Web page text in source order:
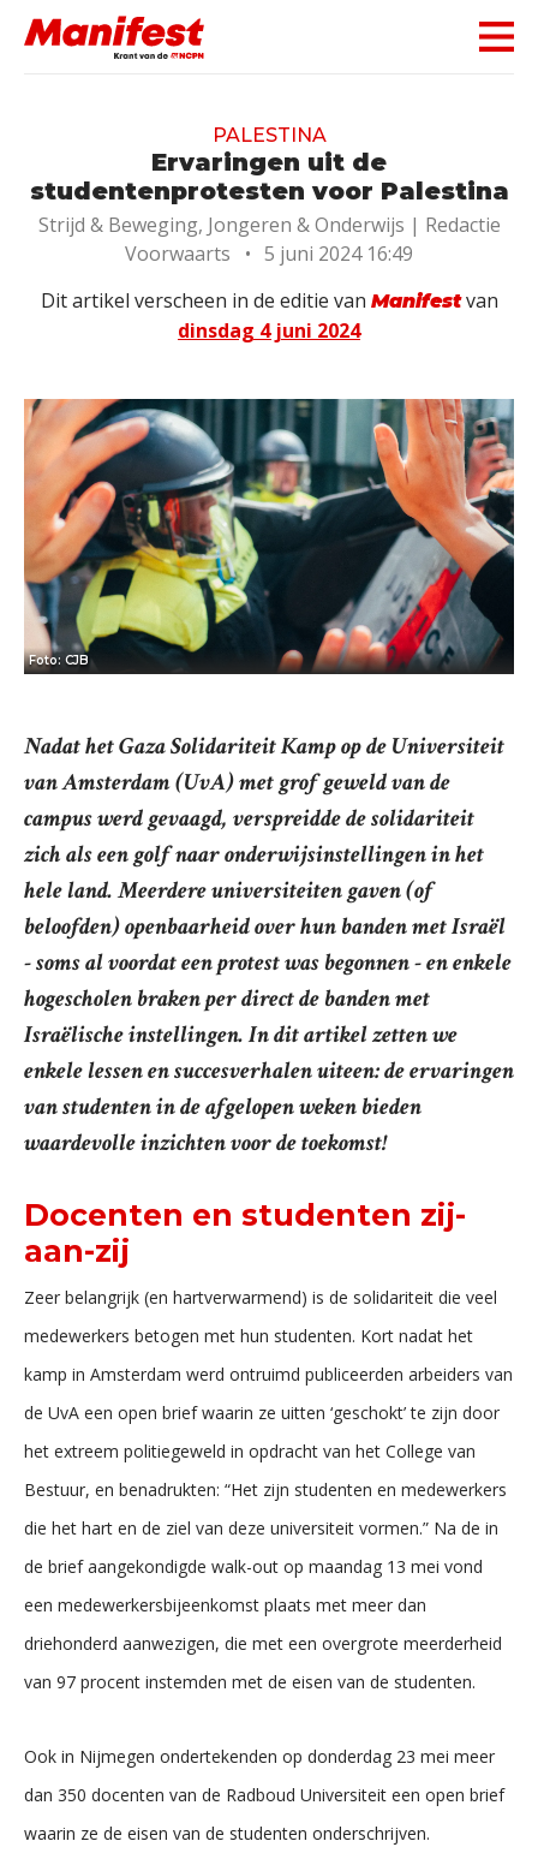
Skip navigation
PALESTINA
Ervaringen uit de
studentenprotesten voor Palestina
Strijd & Beweging, Jongeren & Onderwijs | Redactie
Voorwaarts
• 5 juni 2024 16:49
Dit artikel verscheen in de editie van Manifestvan
dinsdag 4 juni 2024
Foto: CJB
Nadat het Gaza Solidariteit Kamp op de Universiteit
van Amsterdam (UvA) met grof geweld van de
campus werd gevaagd, verspreidde de solidariteit
zich als een golf naar onderwijsinstellingen in het
hele land. Meerdere universiteiten gaven (of
beloofden) openbaarheid over hun banden met Israël
- soms al voordat een protest was begonnen - en enkele
hogescholen braken per direct de banden met
Israëlische instellingen. In dit artikel zetten we
enkele lessen en succesverhalen uiteen: de ervaringen
van studenten in de afgelopen weken bieden
waardevolle inzichten voor de toekomst!
Docenten en studenten zij-
aan-zij
Zeer belangrijk (en hartverwarmend) is de solidariteit die veel
medewerkers betogen met hun studenten. Kort nadat het
kamp in Amsterdam werd ontruimd publiceerden arbeiders van
de UvA een open brief waarin ze uitten ‘geschokt’ te zijn door
het extreem politiegeweld in opdracht van het College van
Bestuur, en benadrukten: “Het zijn studenten en medewerkers
die het hart en de ziel van deze universiteit vormen.” Na de in
de brief aangekondigde walk-out op maandag 13 mei vond
een medewerkersbijeenkomst plaats met meer dan
driehonderd aanwezigen, die met een overgrote meerderheid
van 97 procent instemden met de eisen van de studenten.
Ook in Nijmegen ondertekenden op donderdag 23 mei meer
dan 350 docenten van de Radboud Universiteit een open brief
waarin ze de eisen van de studenten onderschrijven.